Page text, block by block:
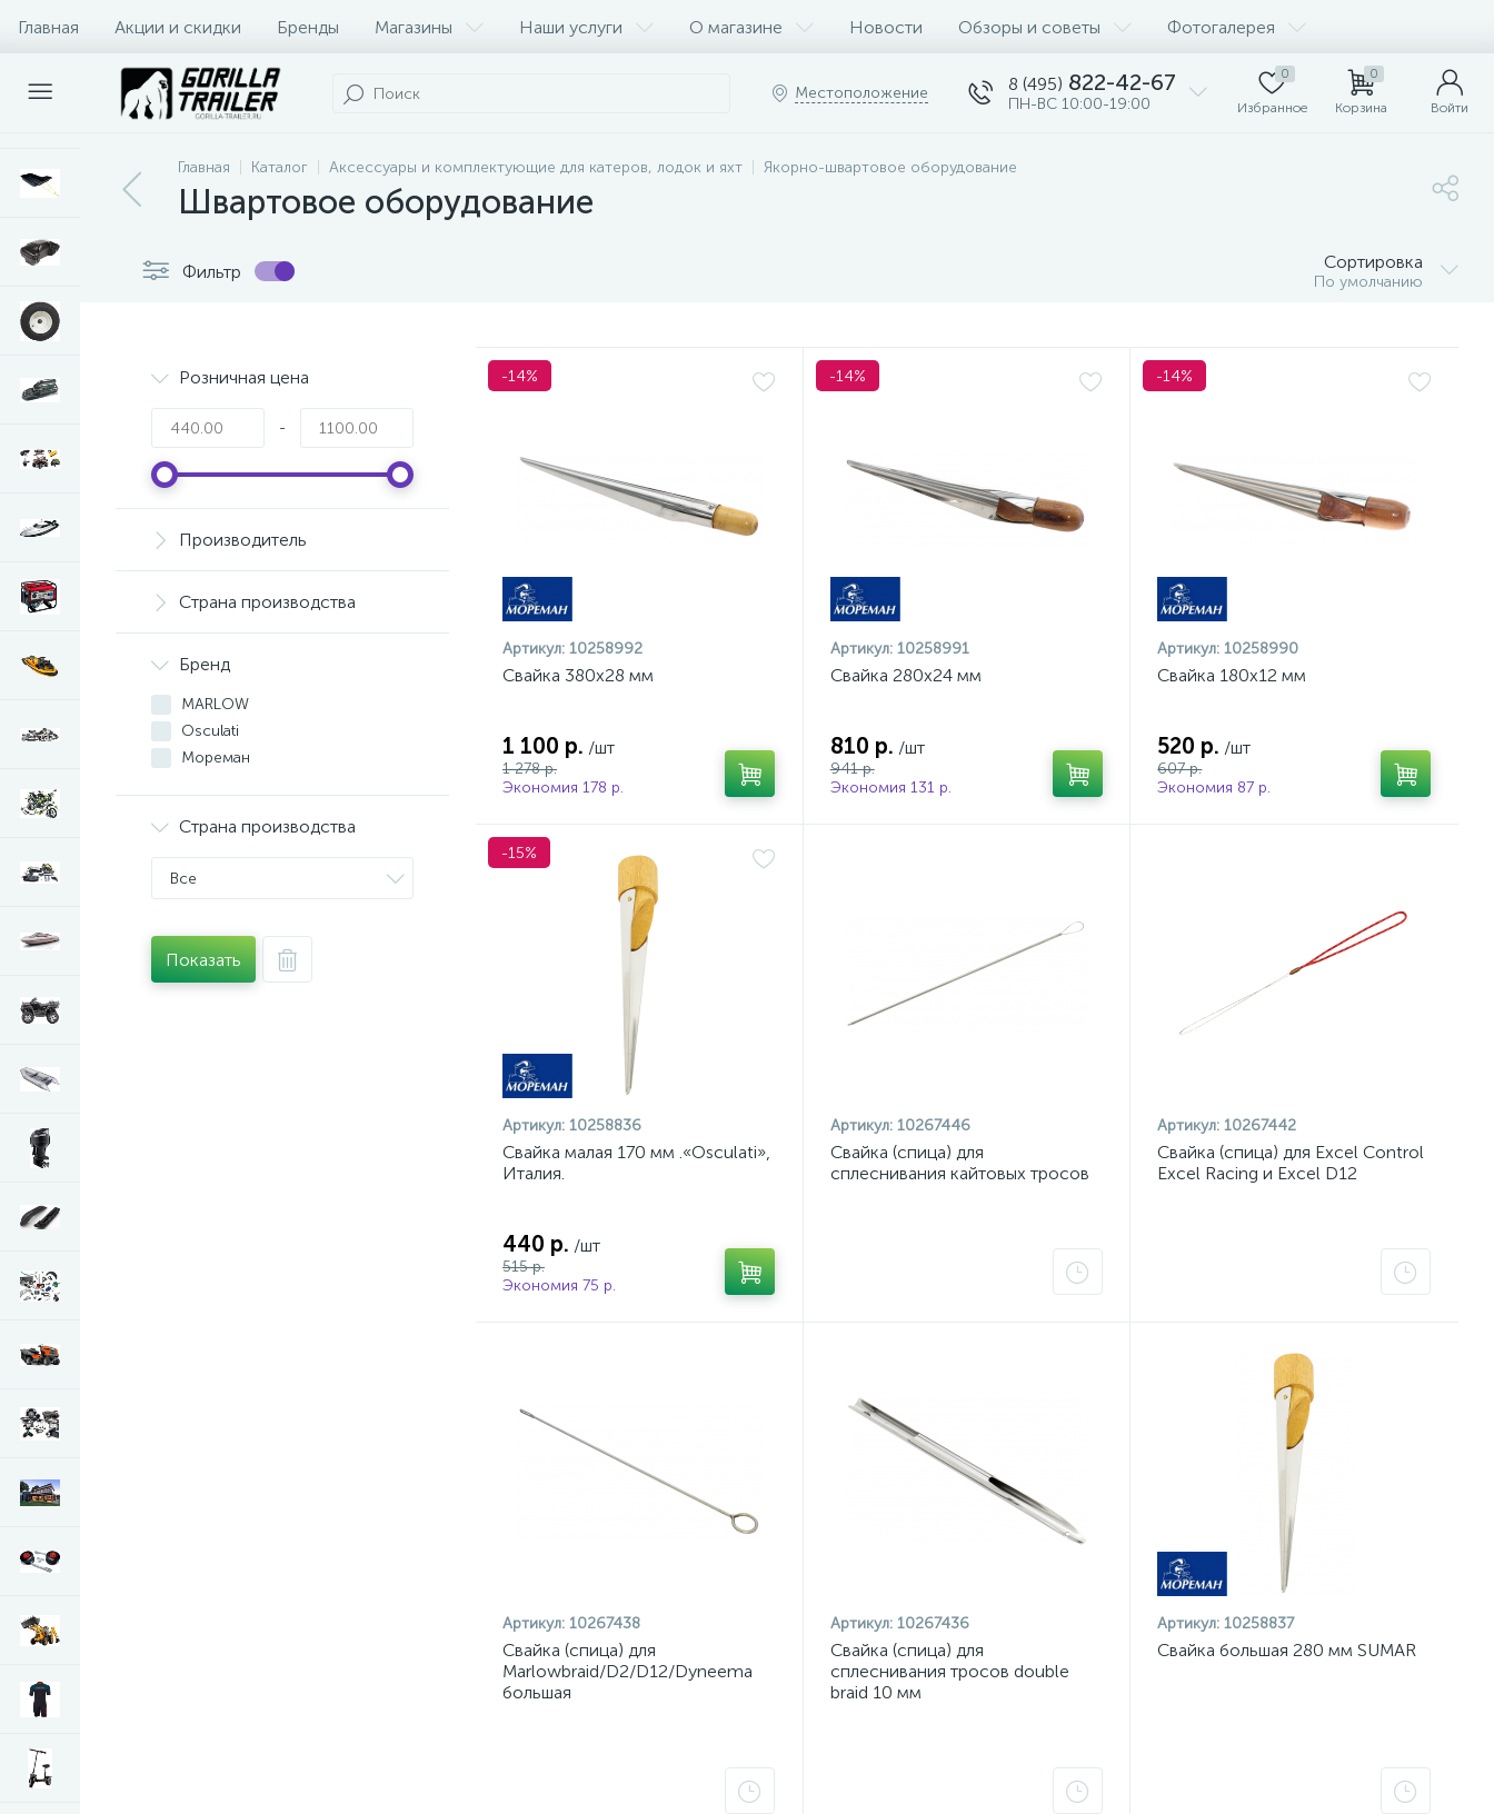
Главная Акции и скидки Бренды Магазины Наши услуги О магазине Новости Обзоры и советы Фотогалерея
Оплата и доставка Контакты
Местоположение 8 (495) 822-42-67
ПН-ВС 10:00-19:00
0
Избранное
0
Корзина Войти
Главная Каталог Аксессуары и комплектующие для катеров, лодок и яхт Якорно-швартовое оборудование
Швартовое оборудование
Фильтр Сортировка
По умолчанию
Розничная цена
-
Производитель
Страна производства
Бренд
MARLOW
Osculati
Мореман
Страна производства
Все
Показать
-14%
Артикул: 10258992
Свайка 380x28 мм
1 100 р. /шт
1 278 р.
Экономия 178 р.
-14%
Артикул: 10258991
Свайка 280x24 мм
810 р. /шт
941 р.
Экономия 131 р.
-14%
Артикул: 10258990
Свайка 180x12 мм
520 р. /шт
607 р.
Экономия 87 р.
-15%
Артикул: 10258836
Свайка малая 170 мм .«Osculati»,
Италия.
440 р. /шт
515 р.
Экономия 75 р.
Артикул: 10267446
Свайка (спица) для
сплеснивания кайтовых тросов
Артикул: 10267442
Свайка (спица) для Excel Control
Excel Racing и Excel D12
Артикул: 10267438
Свайка (спица) для
Marlowbraid/D2/D12/Dyneema
большая
Артикул: 10267436
Свайка (спица) для
сплеснивания тросов double
braid 10 мм
Артикул: 10258837
Свайка большая 280 мм SUMAR